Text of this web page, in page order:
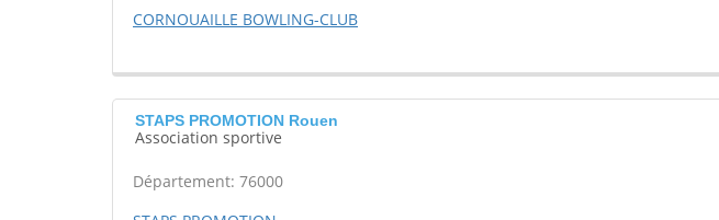
CORNOUAILLE BOWLING-CLUB
STAPS PROMOTION Rouen
Association sportive
Département: 76000